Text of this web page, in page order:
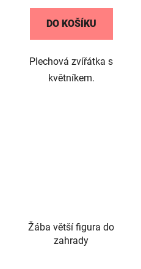
DO KOŠÍKU
Plechová zvířátka s
květníkem.
Žába větší figura do
zahrady